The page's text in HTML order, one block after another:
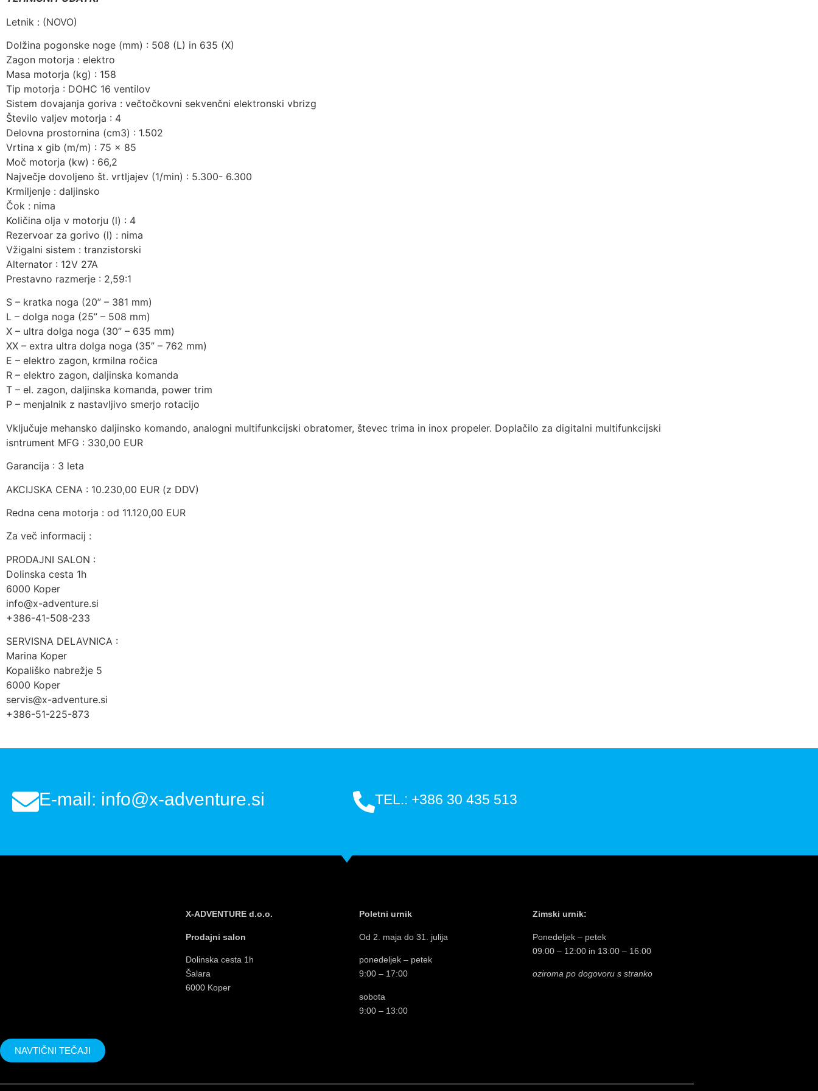
Letnik : (NOVO)
Dolžina pogonske noge (mm) : 508 (L) in 635 (X)
Zagon motorja : elektro
Masa motorja (kg) : 158
Tip motorja : DOHC 16 ventilov
Sistem dovajanja goriva : večtočkovni sekvenčni elektronski vbrizg
Število valjev motorja : 4
Delovna prostornina (cm3) : 1.502
Vrtina x gib (m/m) : 75 x 85
Moč motorja (kw) : 66,2
Največje dovoljeno št. vrtljajev (1/min) : 5.300- 6.300
Krmiljenje : daljinsko
Čok : nima
Količina olja v motorju (l) : 4
Rezervoar za gorivo (l) : nima
Vžigalni sistem : tranzistorski
Alternator : 12V 27A
Prestavno razmerje : 2,59:1
S – kratka noga (20” – 381 mm)
L – dolga noga (25” – 508 mm)
X – ultra dolga noga (30” – 635 mm)
XX – extra ultra dolga noga (35” – 762 mm)
E – elektro zagon, krmilna ročica
R – elektro zagon, daljinska komanda
T – el. zagon, daljinska komanda, power trim
P – menjalnik z nastavljivo smerjo rotacijo
Vključuje mehansko daljinsko komando, analogni multifunkcijski obratomer, števec trima in inox propeler. Doplačilo za digitalni multifunkcijski
isntrument MFG : 330,00 EUR
Garancija : 3 leta
AKCIJSKA CENA : 10.230,00 EUR (z DDV)
Redna cena motorja : od 11.120,00 EUR
Za več informacij :
PRODAJNI SALON :
Dolinska cesta 1h
6000 Koper
info@x-adventure.si
+386-41-508-233
SERVISNA DELAVNICA :
Marina Koper
Kopališko nabrežje 5
6000 Koper
servis@x-adventure.si
+386-51-225-873
E-mail: info@x-adventure.si TEL.: +386 30 435 513
X-ADVENTURE d.o.o.
Prodajni salon
Dolinska cesta 1h
Šalara
6000 Koper
Poletni urnik
Od 2. maja do 31. julija
ponedeljek – petek
9:00 – 17:00
sobota
9:00 – 13:00
Zimski urnik:
Ponedeljek – petek
09:00 – 12:00 in 13:00 – 16:00
oziroma po dogovoru s stranko
NAVTIČNI TEČAJI